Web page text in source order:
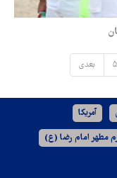
۵ بعدی
آمریکا
مطهر امام رضا (ع)